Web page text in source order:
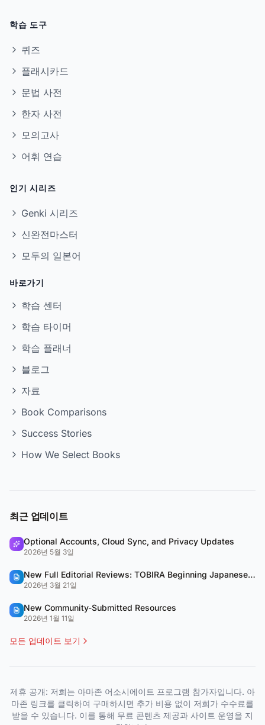
학습 도구
퀴즈
플래시카드
문법 사전
한자 사전
모의고사
어휘 연습
인기 시리즈
Genki 시리즈
신완전마스터
모두의 일본어
바로가기
학습 센터
학습 타이머
학습 플래너
블로그
자료
Book Comparisons
Success Stories
How We Select Books
최근 업데이트
Optional Accounts, Cloud Sync, and Privacy Updates
2026년 5월 3일
New Full Editorial Reviews: TOBIRA Beginning Japanese & QUARTET
2026년 3월 21일
New Community-Submitted Resources
2026년 1월 11일
모든 업데이트 보기
제휴 공개: 저희는 아마존 어소시에이트 프로그램 참가자입니다. 아
마존 링크를 클릭하여 구매하시면 추가 비용 없이 저희가 수수료를
받을 수 있습니다. 이를 통해 무료 콘텐츠 제공과 사이트 운영을 지